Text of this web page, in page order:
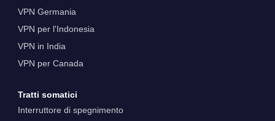
VPN Germania
VPN per l'Indonesia
VPN in India
VPN per Canada
Tratti somatici
Interruttore di spegnimento